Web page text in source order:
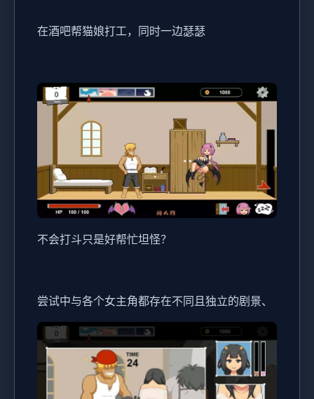
在酒吧帮猫娘打工，同时一边瑟瑟
不会打斗只是好帮忙坦怪？
尝试中与各个女主角都存在不同且独立的剧景、